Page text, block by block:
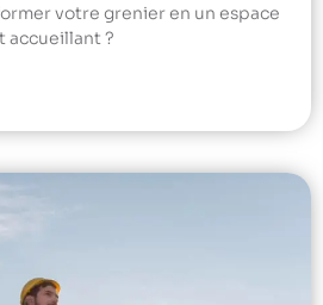
votre grenier en un espace
accueillant ?